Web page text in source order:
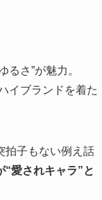
さ”が魅力。
イブランドを着た
拍子もない例え話
愛されキャラ”と